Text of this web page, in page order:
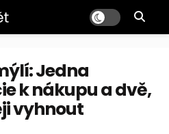
Jedna
k nákupu a dvě,
vyhnout